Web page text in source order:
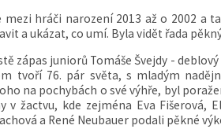
mezi hráči narození 2013 až o 2002 a
a ukázat, co umí. Byla vidět řada
zápas juniorů Tomáše Švejdy -
tvoří 76. pár světa, s mladým
na pochybách o své výhře, byl
v žactvu, kde zejména Eva Fišerová,
a René Neubauer podali pěkné